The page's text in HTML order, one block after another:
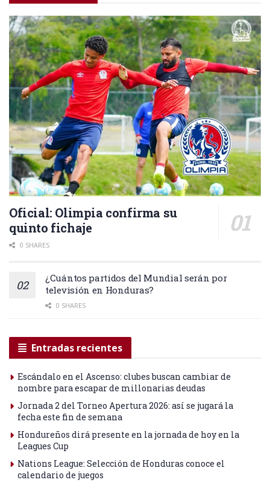
Oficial: Olimpia confirma su
quinto fichaje
0 SHARES
¿Cuántos partidos del Mundial serán por
televisión en Honduras?
0 SHARES
Entradas recientes
Escándalo en el Ascenso: clubes buscan cambiar de
nombre para escapar de millonarias deudas
Jornada 2 del Torneo Apertura 2026: así se jugará la
fecha este fin de semana
Hondureños dirá presente en la jornada de hoy en la
Leagues Cup
Nations League: Selección de Honduras conoce el
calendario de juegos